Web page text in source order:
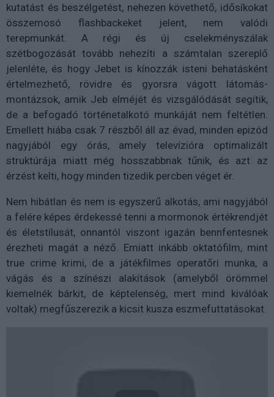
kutatást és beszélgetést, nehezen követhető, idősíkokat
összemosó flashbackeket jelent, nem valódi
terepmunkát. A régi és új cselekményszálak
szétbogozását tovább nehezíti a számtalan szereplő
jelenléte, és hogy Jebet is kínozzák isteni behatásként
értelmezhető, rövidre és gyorsra vágott látomás-
montázsok, amik Jeb elméjét és vizsgálódását segítik,
de a befogadó történetalkotó munkáját nem feltétlen.
Emellett hiába csak 7 részből áll az évad, minden epizód
nagyjából egy órás, amely televízióra optimalizált
struktúrája miatt még hosszabbnak tűnik, és azt az
érzést kelti, hogy minden tizedik percben véget ér.
Nem hibátlan és nem is egyszerű alkotás, ami nagyjából
a felére képes érdekessé tenni a mormonok értékrendjét
és életstílusát, onnantól viszont igazán bennfentesnek
érezheti magát a néző. Emiatt inkább oktatófilm, mint
true crime krimi, de a játékfilmes operatőri munka, a
vágás és a színészi alakítások (amelyből örömmel
kiemelnék bárkit, de képtelenség, mert mind kiválóak
voltak) megfűszerezik a kicsit kusza eszmefuttatásokat.